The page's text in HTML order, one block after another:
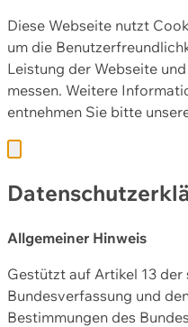
Diese Webseite nutzt
um die
Leistung der Webseite
messen. Weitere
entnehmen Sie bitte
Allgemeiner Hinweis
Gestützt auf Artikel 13 der
Bundesverfassung und
Bestimmungen des